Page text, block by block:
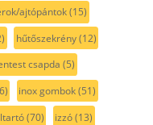
ajtópántok(15)
hűtőszekrény(12)
csapda (5)
inox gombok(51)
(70) izzó(13)